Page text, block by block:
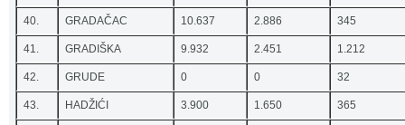
40. GRADAČAC 10.637 2.886 345
41. GRADIŠKA 9.932 2.451 1.212
42. GRUDE 0 0 32
43. HADŽIĆI 3.900 1.650 365